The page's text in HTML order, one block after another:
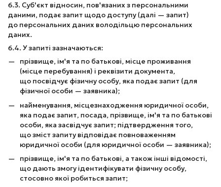
6.3. Суб'єкт відносин, пов'язаних з персональними
даними, подає запит щодо доступу (далі — запит)
до персональних даних володільцю персональних
даних.
6.4. У запиті зазначаються:
прізвище, ім'я та по батькові, місце проживання
(місце перебування) і реквізити документа,
що посвідчує фізичну особу, яка подає запит (для
фізичної особи — заявника);
найменування, місцезнаходження юридичної особи,
яка подає запит, посада, прізвище, ім'я та по батькові
особи, яка засвідчує запит; підтвердження того,
що зміст запиту відповідає повноваженням
юридичної особи (для юридичної особи — заявника);
прізвище, ім'я та по батькові, а також інші відомості,
що дають змогу ідентифікувати фізичну особу,
стосовно якої робиться запит;